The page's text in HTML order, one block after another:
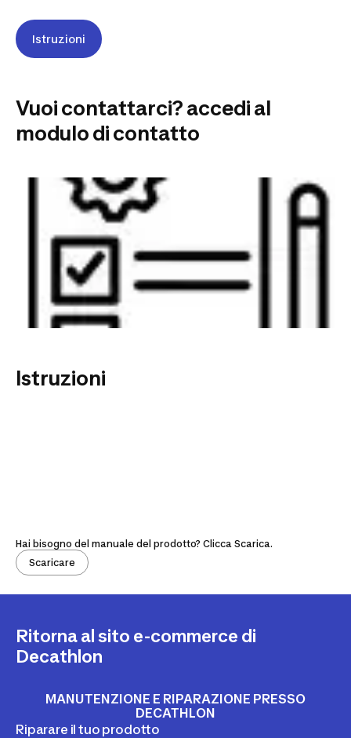
Istruzioni
Vuoi contattarci? accedi al
modulo di contatto
Istruzioni
Hai bisogno del manuale del prodotto? Clicca Scarica.
Scaricare
Ritorna al sito e-commerce di
Decathlon
MANUTENZIONE E RIPARAZIONE PRESSO
DECATHLON
Riparare il tuo prodotto